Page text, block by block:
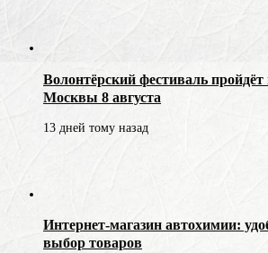
Волонтёрский фестиваль
Москвы 8 августа
13 дней тому назад
Интернет-магазин автохимии:
выбор товаров